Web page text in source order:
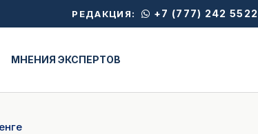
РЕДАКЦИЯ: +7 (777) 242 5522
МНЕНИЯ ЭКСПЕРТОВ